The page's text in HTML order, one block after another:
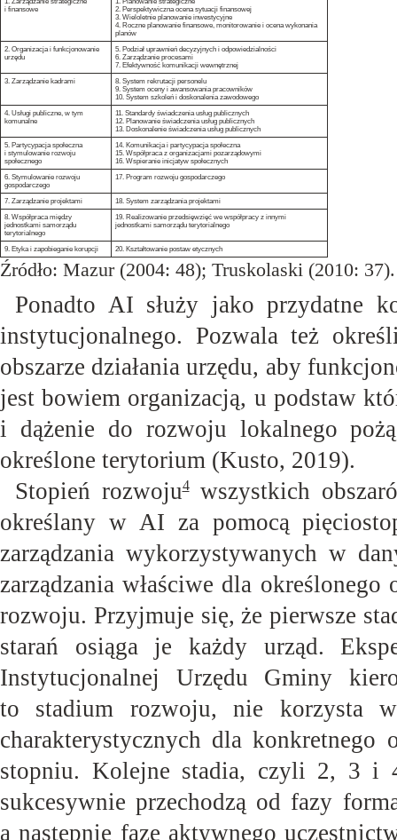
i finansowe
2. Perspektywiczna ocena sytuacji finansowej
3. Wieloletnie planowanie inwestycyjne
4. Roczne planowanie finansowe, monitorowanie i ocena wykonania
planów
2. Organizacja i funkcjonowanie
urzędu
5. Podział uprawnień decyzyjnych i odpowiedzialności
6. Zarządzanie procesami
7. Efektywność komunikacji wewnętrznej
3. Zarządzanie kadrami
8. System rekrutacji personelu
9. System oceny i awansowania pracowników
10. System szkoleń i doskonalenia zawodowego
4. Usługi publiczne, w tym
komunalne
11. Standardy świadczenia usług publicznych
12. Planowanie świadczenia usług publicznych
13. Doskonalenie świadczenia usług publicznych
5. Partycypacja społeczna
i stymulowanie rozwoju
społecznego
14. Komunikacja i partycypacja społeczna
15. Współpraca z organizacjami pozarządowymi
16. Wspieranie inicjatyw społecznych
6. Stymulowanie rozwoju
gospodarczego
17. Program rozwoju gospodarczego
7. Zarządzanie projektami
18. System zarządzania projektami
8. Współpraca między
jednostkami samorządu
terytorialnego
19. Realizowanie przedsięwzięć we współpracy z innymi
jednostkami samorządu terytorialnego
9. Etyka i zapobieganie korupcji 20. Kształtowanie postaw etycznych
Źródło: Mazur (2004: 48); Truskolaski (2010: 37).
Ponadto AI służy jako przydatne
instytucjonalnego. Pozwala też
obszarze działania urzędu, aby
jest bowiem organizacją, u podstaw
i dążenie do rozwoju lokalnego
określone terytorium (Kusto, 2019).
Stopień rozwoju4wszystkich
określany w AI za pomocą
zarządzania wykorzystywanych w
zarządzania właściwe dla
rozwoju. Przyjmuje się, że pierwsze
starań osiąga je każdy urząd.
Instytucjonalnej Urzędu Gminy
to stadium rozwoju, nie korzysta w
charakterystycznych dla
stopniu. Kolejne stadia, czyli 2, 3 i
sukcesywnie przechodzą od fazy
a następnie fazę aktywnego